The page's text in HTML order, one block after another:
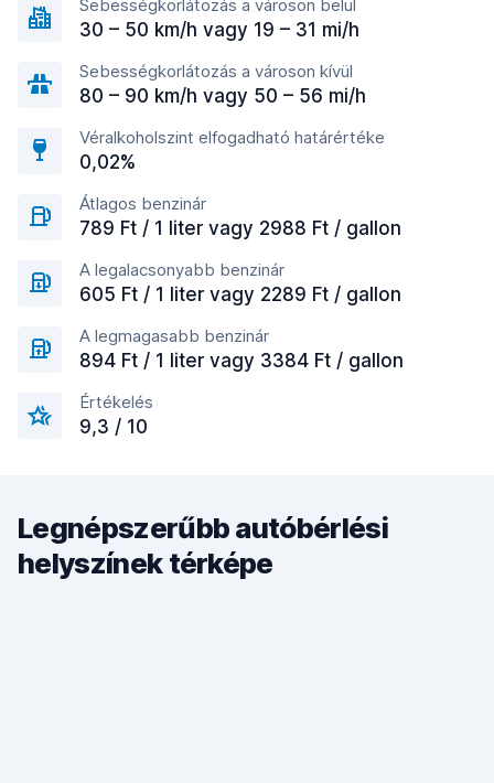
Sebességkorlátozás a városon belül
30 – 50 km/h vagy 19 – 31 mi/h
Sebességkorlátozás a városon kívül
80 – 90 km/h vagy 50 – 56 mi/h
Véralkoholszint elfogadható határértéke
0,02%
Átlagos benzinár
789 Ft / 1 liter vagy 2988 Ft / gallon
A legalacsonyabb benzinár
605 Ft / 1 liter vagy 2289 Ft / gallon
A legmagasabb benzinár
894 Ft / 1 liter vagy 3384 Ft / gallon
Értékelés
9,3 / 10
Legnépszerűbb autóbérlési
helyszínek térképe